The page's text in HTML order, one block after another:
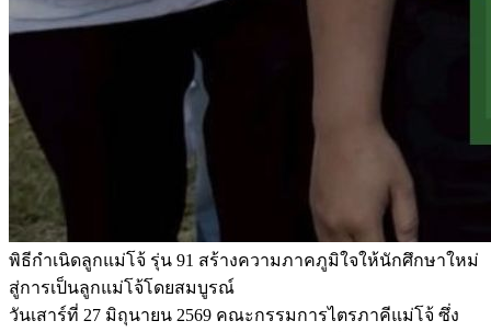
พิธีกำเนิดลูกแม่โจ้ รุ่น 91 สร้างความภาคภูมิใจให้นักศึกษาใหม่
สู่การเป็นลูกแม่โจ้โดยสมบูรณ์
วันเสาร์ที่ 27 มิถุนายน 2569 คณะกรรมการไตรภาคีแม่โจ้ ซึ่ง